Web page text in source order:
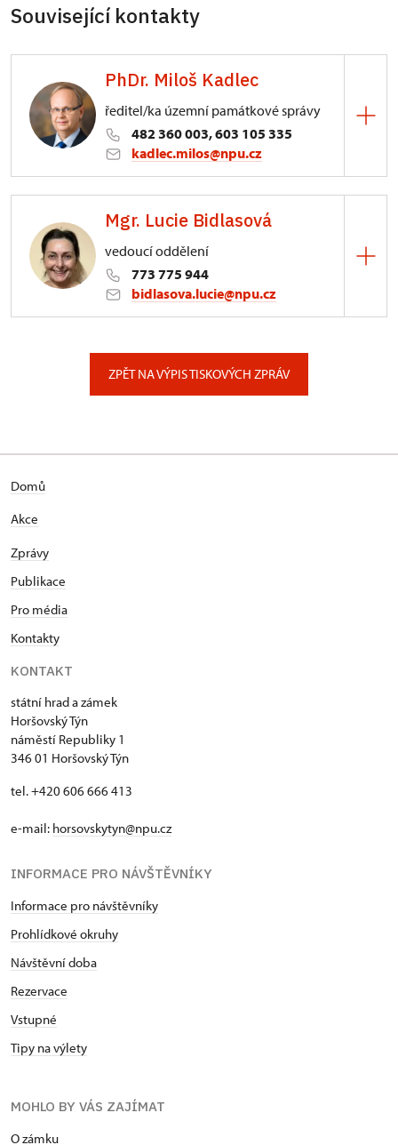
Související kontakty
PhDr. Miloš Kadlec
ředitel/ka územní památkové správy
482 360 003, 603 105 335
kadlec.milos@npu.cz
3/, Sychrov 3
Mgr. Lucie Bidlasová
vedoucí oddělení
773 775 944
bidlasova.lucie@npu.cz
ZPĚT NA VÝPIS TISKOVÝCH ZPRÁV
Domů
Akce
Zprávy
Publikace
Pro média
Kontakty
KONTAKT
státní hrad a zámek
Horšovský Týn
náměstí Republiky 1
346 01 Horšovský Týn
tel. +420 606 666 413
e-mail: horsovskytyn@npu.cz
INFORMACE PRO NÁVŠTĚVNÍKY
Informace pro návštěvníky
Prohlídkové okruhy
Návštěvní doba
Rezervace
Vstupné
Tipy na výlety
MOHLO BY VÁS ZAJÍMAT
O zámku